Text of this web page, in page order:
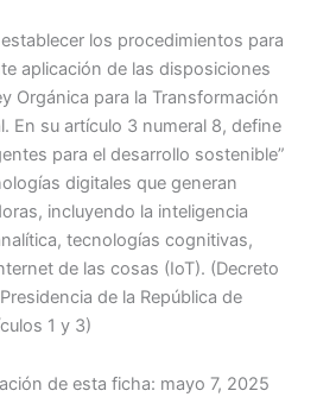
los procedimientos para
aplicación de las disposiciones
Orgánica para la Transformación
En su artículo 3 numeral 8, define
para el desarrollo sostenible”
digitales que generan
incluyendo la inteligencia
tecnologías cognitivas,
de las cosas (IoT). (Decreto
de la República de
1 y 3)
de esta ficha: mayo 7, 2025